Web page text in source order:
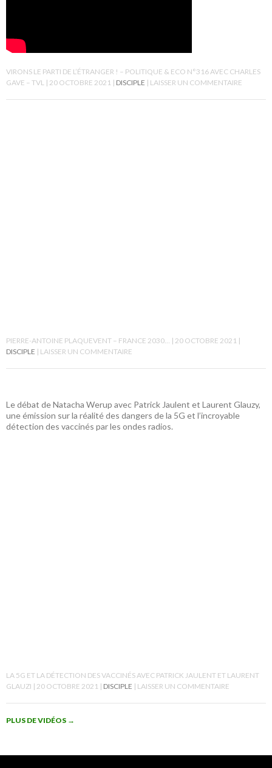
VIRONS LE PARTI DE L’ÉTRANGER ! – POLITIQUE & ECO N°316 AVEC CHARLES
GAVE – TVL 20 OCTOBRE 2021 DISCIPLE LAISSER UN COMMENTAIRE
PIERRE-ANTOINE PLAQUEVENT – FRANCE 2030… 20 OCTOBRE 2021
DISCIPLE
LAISSER UN COMMENTAIRE
Le débat de Natacha Werup avec Patrick Jaulent et Laurent Glauzy,
une émission sur la réalité des dangers de la 5G et l’incroyable
détection des vaccinés par les ondes radios.
LA 5G ET LA DÉTECTION DES VACCINÉS AVEC PATRICK JAULENT ET LAURENT
GLAUZI 20 OCTOBRE 2021 DISCIPLE LAISSER UN COMMENTAIRE
PLUS DE VIDÉOS →